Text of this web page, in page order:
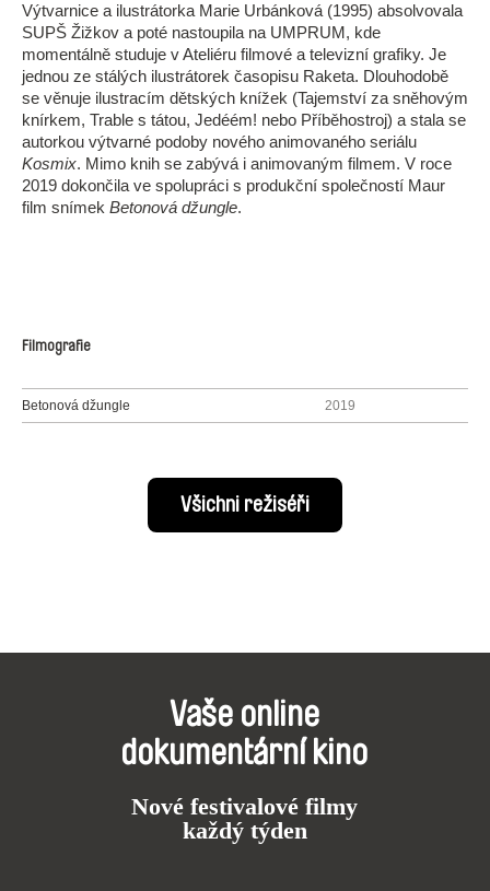
Výtvarnice a ilustrátorka Marie Urbánková (1995) absolvovala
SUPŠ Žižkov a poté nastoupila na UMPRUM, kde
momentálně studuje v Ateliéru filmové a televizní grafiky. Je
jednou ze stálých ilustrátorek časopisu Raketa. Dlouhodobě
se věnuje ilustracím dětských knížek (Tajemství za sněhovým
knírkem, Trable s tátou, Jedéém! nebo Příběhostroj) a stala se
autorkou výtvarné podoby nového animovaného seriálu
Kosmix. Mimo knih se zabývá i animovaným filmem. V roce
2019 dokončila ve spolupráci s produkční společností Maur
film snímek Betonová džungle.
Filmografie
Betonová džungle 2019
Všichni režiséři
Vaše online
dokumentární kino
Nové festivalové filmy
každý týden